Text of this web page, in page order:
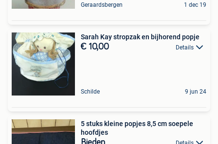
Geraardsbergen 1 dec 19
Sarah Kay stropzak en bijhorend popje
€ 10,00 Details
Schilde 9 jun 24
5 stuks kleine popjes 8,5 cm soepele
hoofdjes